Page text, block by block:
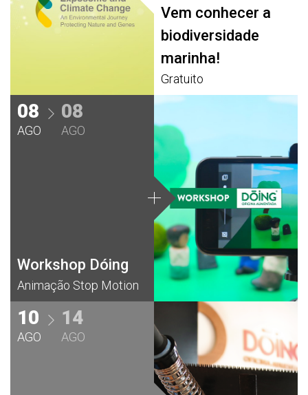
Vem conhecer a
biodiversidade
marinha!
Gratuito
08
AGO
08
AGO
Workshop Dóing
Animação Stop Motion
10
AGO
14
AGO